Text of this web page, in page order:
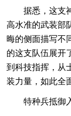
据悉，这支
高水准的武装部
晦的侧面描写不
的这支队伍展开
到科技指挥，从
装力量，如此全
特种兵抵御